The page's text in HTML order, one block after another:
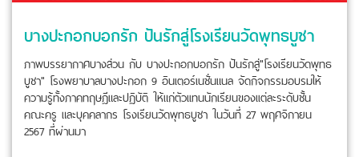
บางปะกอกบอกรัก ปันรักสู่โรงเรียนวัดพุทธบูชา
ภาพบรรยากาศบางส่วน กับ บางปะกอกบอกรัก ปันรักสู่"โรงเรียนวัดพุทธ
บูชา" โรงพยาบาลบางปะกอก 9 อินเตอร์เนชั่นแนล จัดกิจกรรมอบรมให้
ความรู้ทั้งภาคทฤษฎีและปฏิบัติ ให้แก่ตัวเเทนนักเรียนของเเต่ละระดับชั้น
คณะครู และบุคคลากร โรงเรียนวัดพุทธบูชา ในวันที่ 27 พฤศจิกายน
2567 ที่ผ่านมา